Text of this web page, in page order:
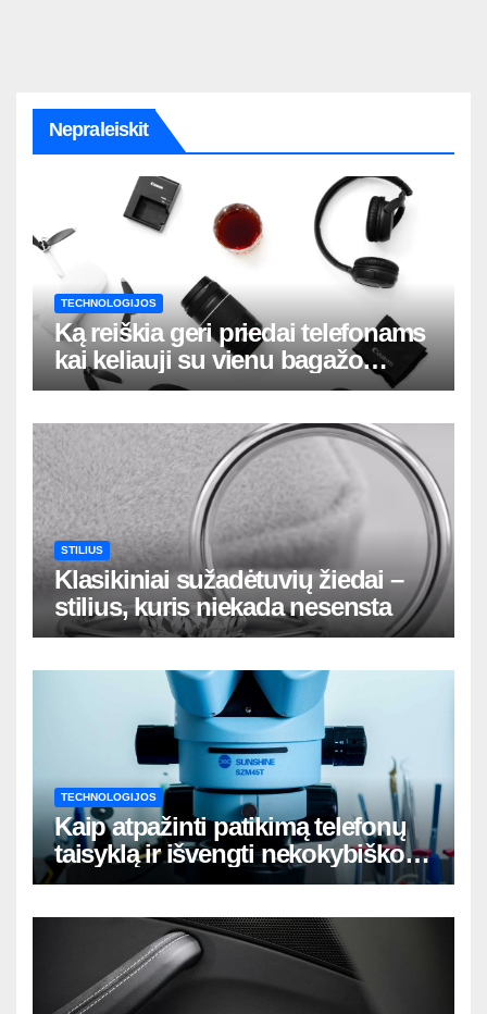
Nepraleiskit
TECHNOLOGIJOS
Ką reiškia geri priedai telefonams
kai keliauji su vienu bagažo
krepšiu
STILIUS
Klasikiniai sužadėtuvių žiedai –
stilius, kuris niekada nesensta
TECHNOLOGIJOS
Kaip atpažinti patikimą telefonų
taisyklą ir išvengti nekokybiško
remonto